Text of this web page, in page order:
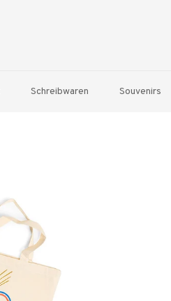
Schreibwaren Souvenirs